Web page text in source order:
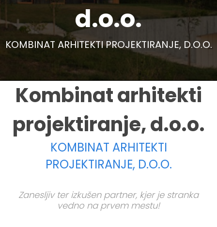
d.o.o.
KOMBINAT ARHITEKTI PROJEKTIRANJE, D.O.O.
Kombinat arhitekti
projektiranje, d.o.o.
KOMBINAT ARHITEKTI
PROJEKTIRANJE, D.O.O.
Zanesljiv ter izkušen partner, kjer je stranka
vedno na prvem mestu!